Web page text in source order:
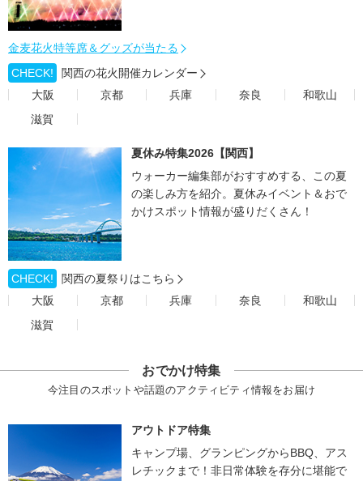
金麦花火特等席＆グッズが当たる
CHECK!
関西の花火開催カレンダー
大阪
京都 兵庫 奈良
和歌山
滋賀
夏休み特集2026【関西】
ウォーカー編集部がおすすめする、この夏
の楽しみ方を紹介。夏休みイベント＆おで
かけスポット情報が盛りだくさん！
CHECK!
関西の夏祭りはこちら
大阪
京都 兵庫 奈良
和歌山
滋賀
おでかけ特集
今注目のスポットや話題のアクティビティ情報をお届け
アウトドア特集
キャンプ場、グランピングからBBQ、アス
レチックまで！非日常体験を存分に堪能で